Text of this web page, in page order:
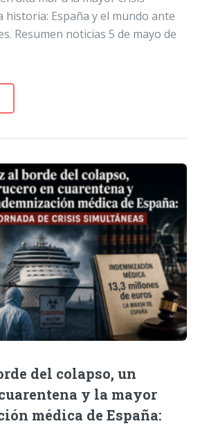
historia: España y el mundo ante
Resumen noticias 5 de mayo de
del colapso, un
y la mayor
médica de España: